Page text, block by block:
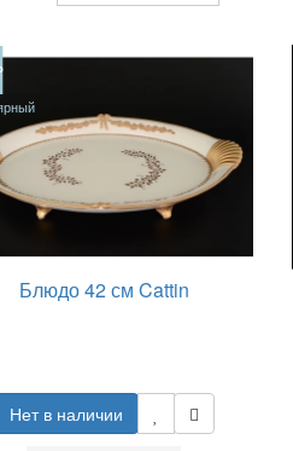
Блюдо 42 см Cattin
Нет в наличии